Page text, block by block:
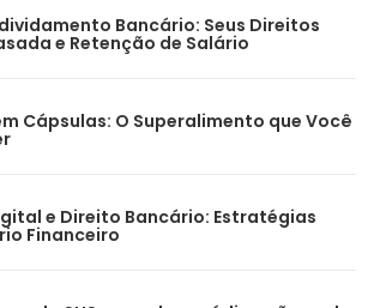
Bancário: Seus Direitos
e Retenção de Salário
Cápsulas: O Superalimento que Você
e Direito Bancário: Estratégias
Financeiro